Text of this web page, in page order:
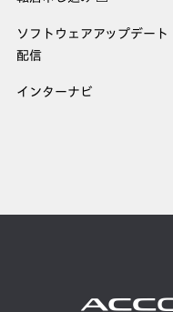
ソフトウェアアップデート
配信
インターナビ